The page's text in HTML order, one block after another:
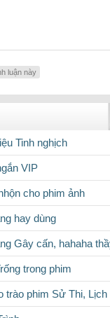
luận này
Tinh nghịch
VIP
cho phim ảnh
hay dùng
Gây cấn, hahaha
trong phim
trào phim Sử Thi,